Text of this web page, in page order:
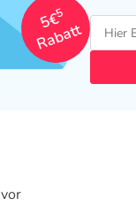
5€
5
Rabatt